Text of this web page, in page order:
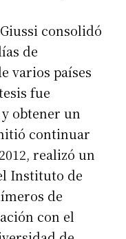
consolidó
de
varios países
fue
obtener un
continuar
realizó un
Instituto de
de
con el